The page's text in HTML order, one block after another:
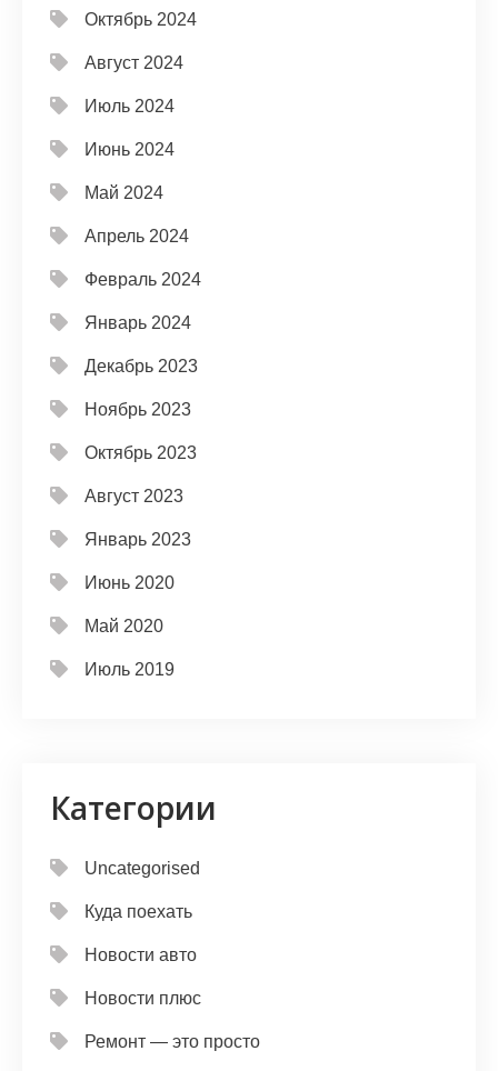
Октябрь 2024
Август 2024
Июль 2024
Июнь 2024
Май 2024
Апрель 2024
Февраль 2024
Январь 2024
Декабрь 2023
Ноябрь 2023
Октябрь 2023
Август 2023
Январь 2023
Июнь 2020
Май 2020
Июль 2019
Категории
Uncategorised
Куда поехать
Новости авто
Новости плюс
Ремонт — это просто